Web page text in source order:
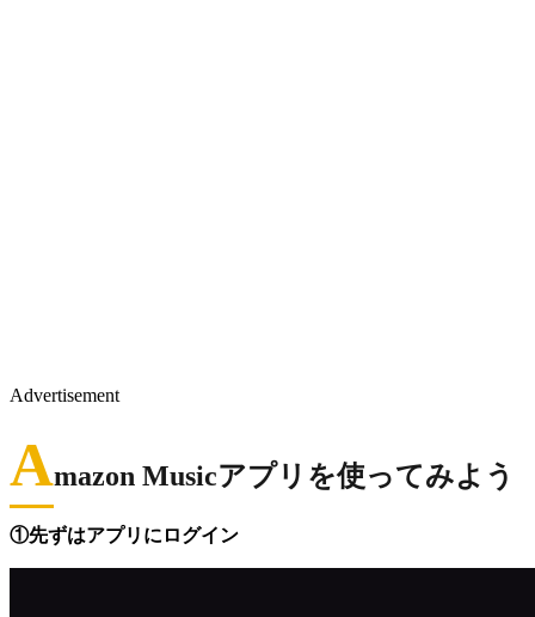
Advertisement
Amazon Musicアプリを使ってみよう
①先ずはアプリにログイン